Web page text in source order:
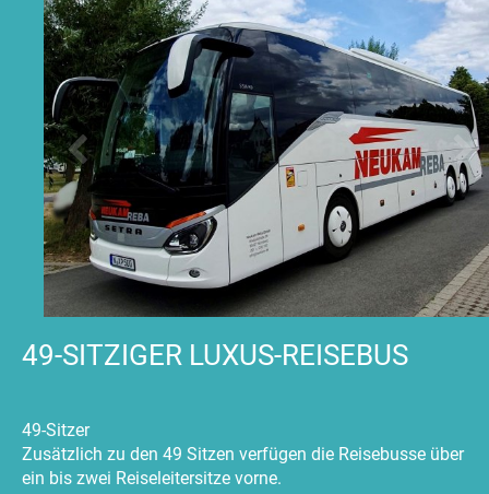
49-SITZIGER LUXUS-REISEBUS
49-Sitzer
Zusätzlich zu den 49 Sitzen verfügen die Reisebusse über
ein bis zwei Reiseleitersitze vorne.